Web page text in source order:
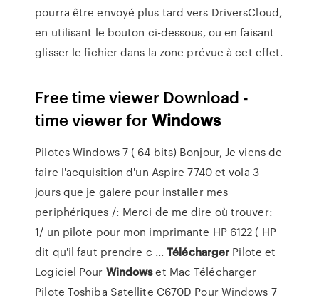
pourra être envoyé plus tard vers DriversCloud,
en utilisant le bouton ci-dessous, ou en faisant
glisser le fichier dans la zone prévue à cet effet.
Free time viewer Download -
time viewer forWindows
Pilotes Windows 7 ( 64 bits) Bonjour, Je viens de
faire l'acquisition d'un Aspire 7740 et vola 3
jours que je galere pour installer mes
periphériques /: Merci de me dire où trouver:
1/ un pilote pour mon imprimante HP 6122 ( HP
dit qu'il faut prendre c ...Télécharger Pilote et
Logiciel Pour Windowset Mac Télécharger
Pilote Toshiba Satellite C670D Pour Windows 7